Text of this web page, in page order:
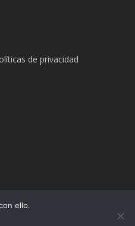
de privacidad
ello.